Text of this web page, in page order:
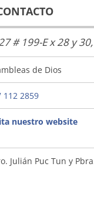
# 199-E x 28 y 30,
de Dios
112 2859
nuestro website
Julián Puc Tun y